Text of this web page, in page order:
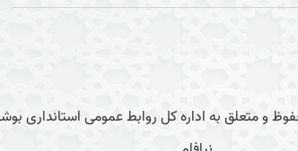
و متعلق به اداره کل روابط عمومی استانداری